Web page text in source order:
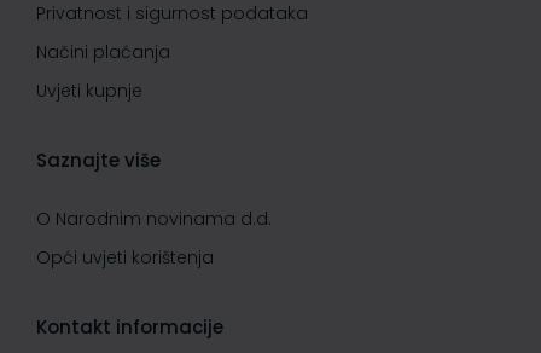
Privatnost i sigurnost podataka
Načini plaćanja
Uvjeti kupnje
Saznajte više
O Narodnim novinama d.d.
Opći uvjeti korištenja
Kontakt informacije